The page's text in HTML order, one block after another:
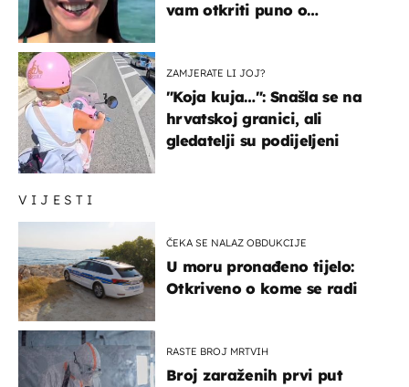
VIJESTI
ČEKA SE NALAZ OBDUKCIJE
U moru pronađeno tijelo:
Otkriveno o kome se radi
RASTE BROJ MRTVIH
Broj zaraženih prvi put
vam otkriti puno o
ZAMJERATE LI JOJ?
"Koja kuja…": Snašla se na
hrvatskoj granici, ali
gledatelji su podijeljeni